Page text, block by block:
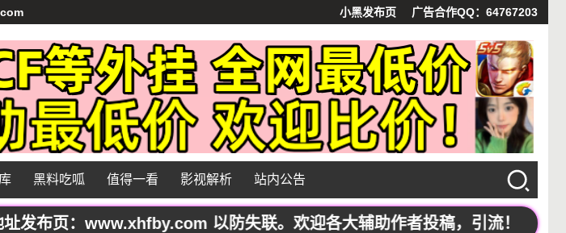
小黑发布页 广告合作QQ：64767203
黑料吃呱 值得一看 影视解析 站内公告
布页：www.xhfby.com 以防失联。欢迎各大辅助作者投稿，引流！